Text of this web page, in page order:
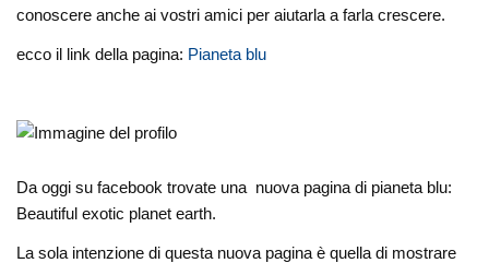
conoscere anche ai vostri amici per aiutarla a farla crescere.
ecco il link della pagina: Pianeta blu
Da oggi su facebook trovate una nuova pagina di pianeta blu:
Beautiful exotic planet earth.
La sola intenzione di questa nuova pagina è quella di mostrare